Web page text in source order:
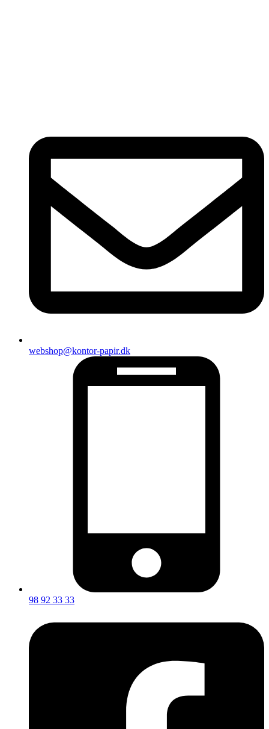
webshop@kontor-papir.dk
98 92 33 33